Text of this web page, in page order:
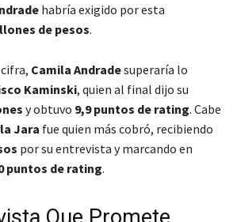
habría exigido por esta
de pesos.
Camila Andradesuperaría lo
Kaminski, quien al final dijo su
y obtuvo 9,9 puntos de rating. Cabe
Jara fue quien más cobró, recibiendo
por su entrevista y marcando en
puntos de rating.